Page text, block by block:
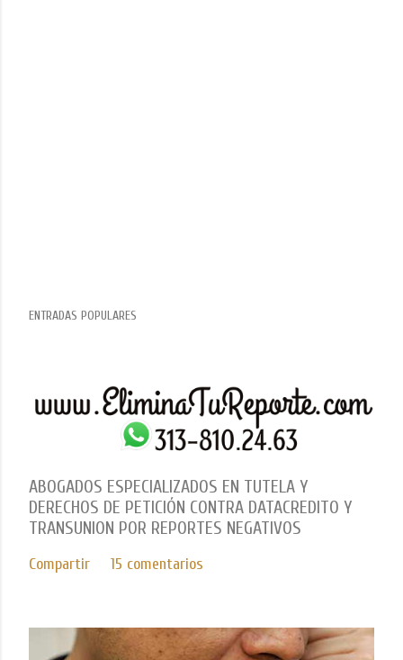
ENTRADAS POPULARES
ABOGADOS ESPECIALIZADOS EN TUTELA Y
DERECHOS DE PETICIÓN CONTRA DATACREDITO Y
TRANSUNION POR REPORTES NEGATIVOS
Compartir 15 comentarios